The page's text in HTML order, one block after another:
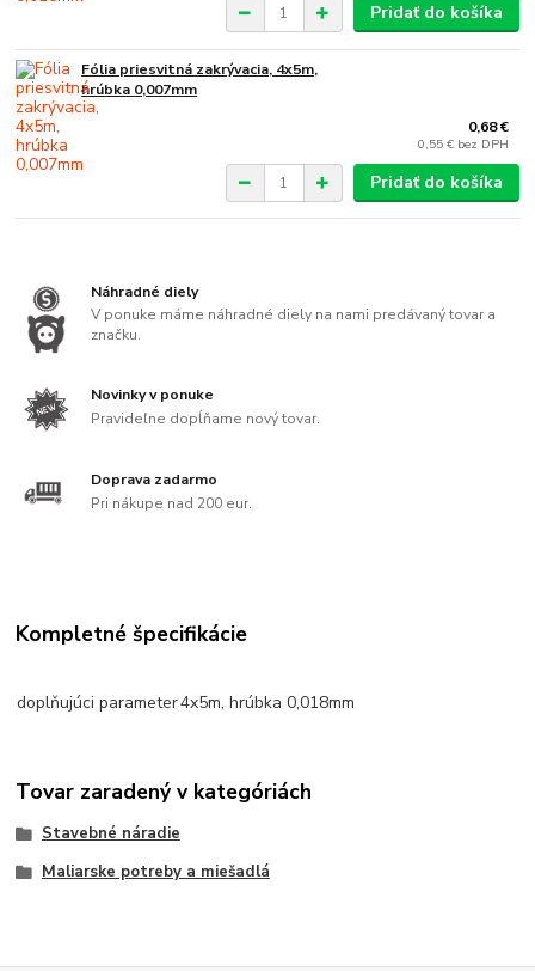
Pridať do košíka
Fólia priesvitná zakrývacia, 4x5m,
hrúbka 0,007mm
0,68 €
0,55 € bez DPH
Pridať do košíka
Náhradné diely
V ponuke máme náhradné diely na nami predávaný tovar a
značku.
Novinky v ponuke
Pravideľne dopĺňame nový tovar.
Doprava zadarmo
Pri nákupe nad 200 eur.
Kompletné špecifikácie
doplňujúci parameter4x5m, hrúbka 0,018mm
Tovar zaradený v kategóriách
Stavebné náradie
Maliarske potreby a miešadlá